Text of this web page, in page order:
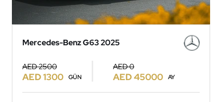
Mercedes-Benz G63 2025
AED 2500
AED 1300 GÜN
AED 0
AED 45000 AY